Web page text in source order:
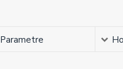
Parametre